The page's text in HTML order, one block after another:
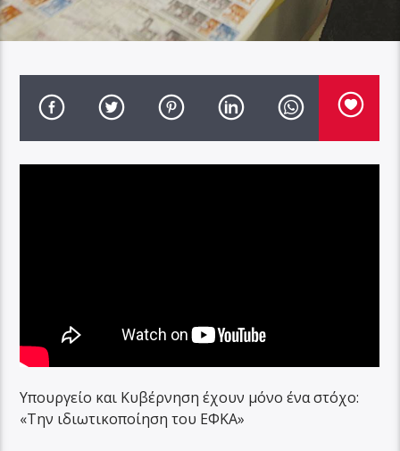
Υπουργείο και Κυβέρνηση έχουν μόνο ένα στόχο:
«Την ιδιωτικοποίηση του ΕΦΚΑ»